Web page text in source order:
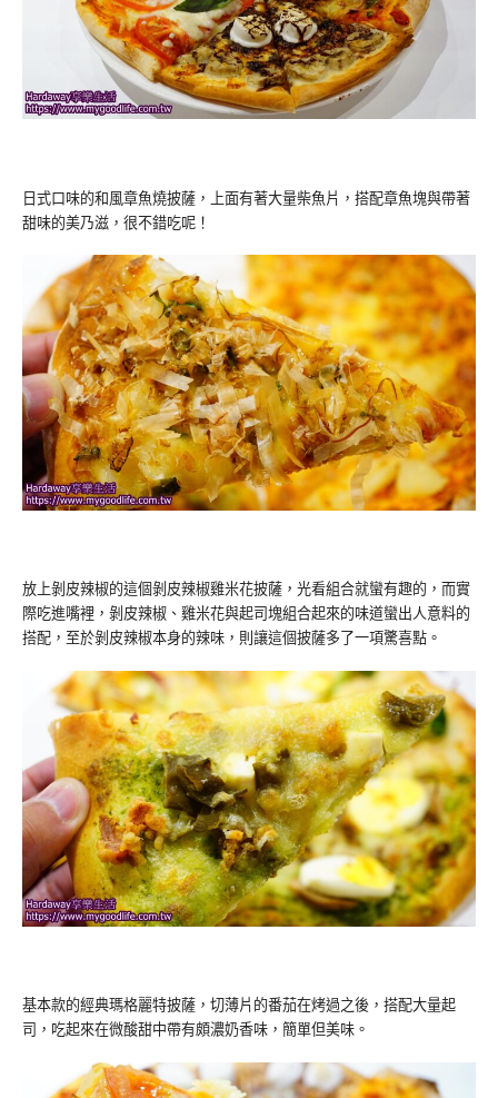
日式口味的和風章魚燒披薩，上面有著大量柴魚片，搭配章魚塊與帶著
甜味的美乃滋，很不錯吃呢！
放上剝皮辣椒的這個剝皮辣椒雞米花披薩，光看組合就蠻有趣的，而實
際吃進嘴裡，剝皮辣椒、雞米花與起司塊組合起來的味道蠻出人意料的
搭配，至於剝皮辣椒本身的辣味，則讓這個披薩多了一項驚喜點。
基本款的經典瑪格麗特披薩，切薄片的番茄在烤過之後，搭配大量起
司，吃起來在微酸甜中帶有頗濃奶香味，簡單但美味。